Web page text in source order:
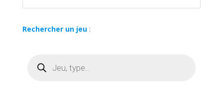
Rechercher un jeu:
produits